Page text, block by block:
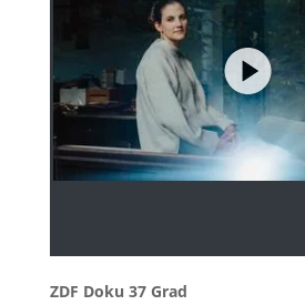
ZDF Doku 37 Grad